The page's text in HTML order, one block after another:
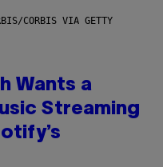
CORBIS VIA GETTY
Wants a
Streaming